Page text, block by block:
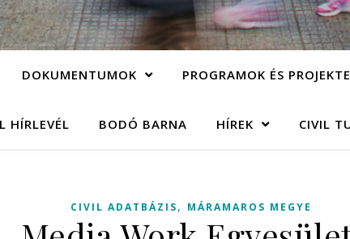
DOKUMENTUMOK PROGRAMOK ÉS
HÍRLEVÉL BODÓ BARNA HÍREK CIVIL
CIVIL ADATBÁZIS, MÁRAMAROS MEGYE